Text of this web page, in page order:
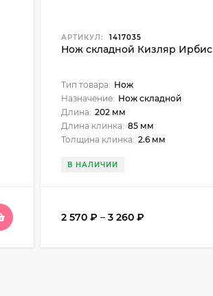
АРТИКУЛ: 1417035
Нож складной Кизляр Ирбис
Тип товара: Нож
Назначение: Нож складной
Длина: 202 мм
Длина клинка: 85 мм
Толщина клинка: 2.6 мм
В НАЛИЧИИ
2 570₽ –3 260₽